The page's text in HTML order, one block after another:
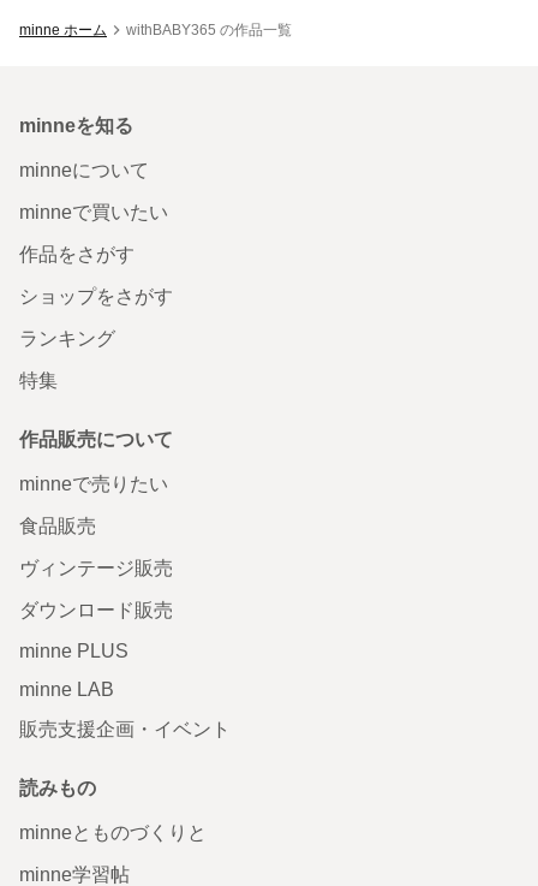
minne ホーム withBABY365 の作品一覧
minneを知る
minneについて
minneで買いたい
作品をさがす
ショップをさがす
ランキング
特集
作品販売について
minneで売りたい
食品販売
ヴィンテージ販売
ダウンロード販売
minne PLUS
minne LAB
販売支援企画・イベント
読みもの
minneとものづくりと
minne学習帖